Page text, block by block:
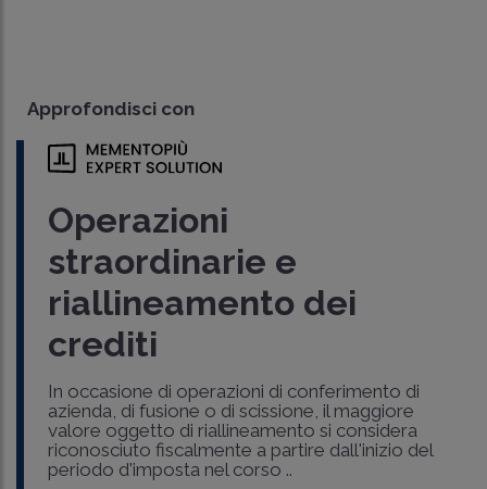
Approfondisci con
Operazioni
straordinarie e
riallineamento dei
crediti
In occasione di operazioni di conferimento di
azienda, di fusione o di scissione, il maggiore
valore oggetto di riallineamento si considera
riconosciuto fiscalmente a partire dall'inizio del
periodo d'imposta nel corso ..